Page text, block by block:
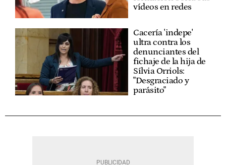
vídeos en redes
Cacería 'indepe'
ultra contra los
denunciantes del
fichaje de la hija de
Sílvia Orriols:
"Desgraciado y
parásito"